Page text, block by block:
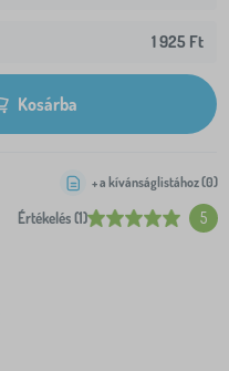
1 925 Ft
Kosárba
Értékelés (1) 5
+ a kívánságlistához (0)